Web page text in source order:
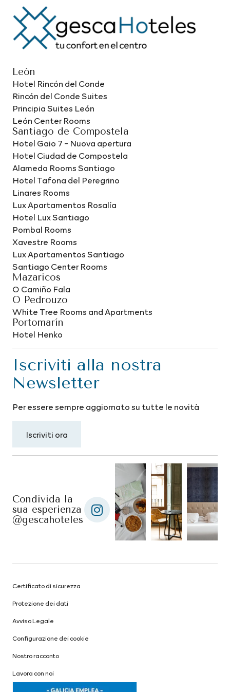
León
Hotel Rincón del Conde
Rincón del Conde Suites
Principia Suites León
León Center Rooms
Santiago de Compostela
Hotel Gaio 7 - Nuova apertura
Hotel Ciudad de Compostela
Alameda Rooms Santiago
Hotel Tafona del Peregrino
Linares Rooms
Lux Apartamentos Rosalía
Hotel Lux Santiago
Pombal Rooms
Xavestre Rooms
Lux Apartamentos Santiago
Santiago Center Rooms
Mazaricos
O Camiño Fala
O Pedrouzo
White Tree Rooms and Apartments
Portomarín
Hotel Henko
Iscriviti alla nostra
Newsletter
Per essere sempre aggiornato su tutte le novità
Iscriviti ora
Condivida la
sua esperienza
@gescahoteles
Certificato di sicurezza
Protezione dei dati
Avviso Legale
Configurazione dei cookie
Nostro racconto
Lavora con noi